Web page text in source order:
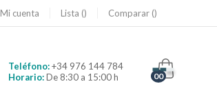
Mi cuenta Lista Comparar
Teléfono:+34 976 144 784
Horario:De 8:30 a 15:00 h 00